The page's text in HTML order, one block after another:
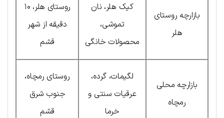
بازارچه روستای
هلر
کیک هلر، نان
تموشی،
محصولات خانگی
روستای هلر، ۱۰
دقیقه از شهر
قشم
بازارچه محلی
رمچاه
لگیمات، گرده،
عرقیات سنتی و
خرما
روستای رمچاه،
جنوب شرق
قشم